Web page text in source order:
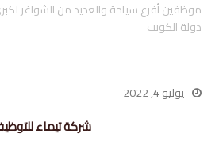
موظفين أفرع سياحة والعديد من الشواغر
دولة الكويت
يوليو 4, 2022
شركة تيماء